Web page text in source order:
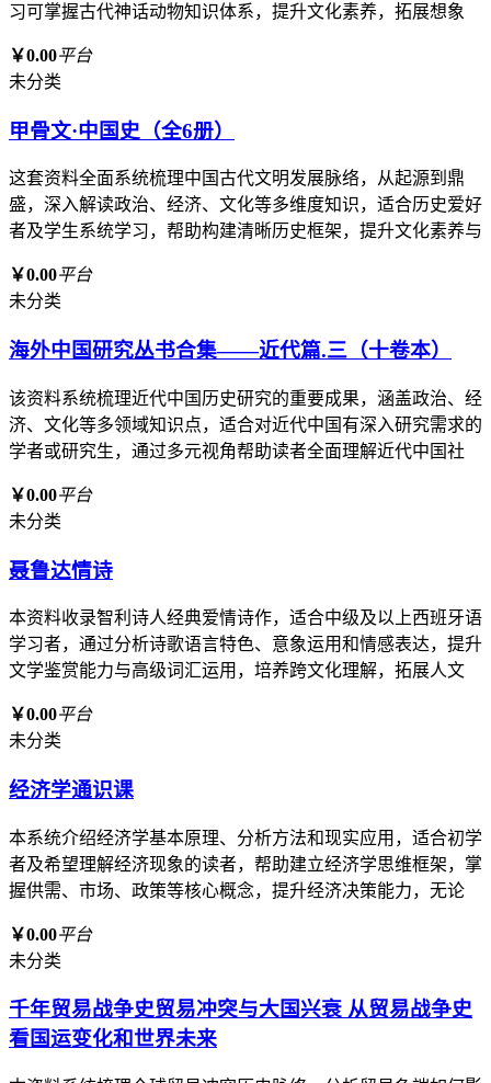
习可掌握古代神话动物知识体系，提升文化素养，拓展想象
￥0.00平台
未分类
甲骨文·中国史（全6册）
这套资料全面系统梳理中国古代文明发展脉络，从起源到鼎
盛，深入解读政治、经济、文化等多维度知识，适合历史爱好
者及学生系统学习，帮助构建清晰历史框架，提升文化素养与
￥0.00平台
未分类
海外中国研究丛书合集——近代篇.三（十卷本）
该资料系统梳理近代中国历史研究的重要成果，涵盖政治、经
济、文化等多领域知识点，适合对近代中国有深入研究需求的
学者或研究生，通过多元视角帮助读者全面理解近代中国社
￥0.00平台
未分类
聂鲁达情诗
本资料收录智利诗人经典爱情诗作，适合中级及以上西班牙语
学习者，通过分析诗歌语言特色、意象运用和情感表达，提升
文学鉴赏能力与高级词汇运用，培养跨文化理解，拓展人文
￥0.00平台
未分类
经济学通识课
本系统介绍经济学基本原理、分析方法和现实应用，适合初学
者及希望理解经济现象的读者，帮助建立经济学思维框架，掌
握供需、市场、政策等核心概念，提升经济决策能力，无论
￥0.00平台
未分类
千年贸易战争史贸易冲突与大国兴衰 从贸易战争史
看国运变化和世界未来